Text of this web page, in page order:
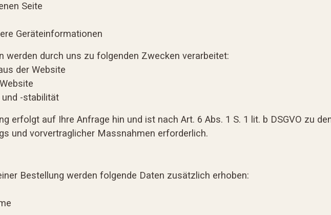
Seite
Geräteinformationen
werden durch uns zu folgenden Zwecken verarbeitet:
der Website
-stabilität
erfolgt auf Ihre Anfrage hin und ist nach Art. 6 Abs. 1 S. 1 lit. b DSGVO zu
und vorvertraglicher Massnahmen erforderlich.
Bestellung werden folgende Daten zusätzlich erhoben: